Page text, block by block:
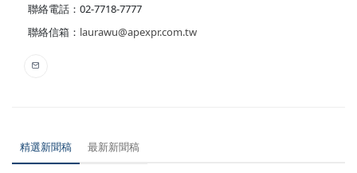
聯絡電話：02-7718-7777
聯絡信箱： laurawu@apexpr.com.tw
精選新聞稿 最新新聞稿